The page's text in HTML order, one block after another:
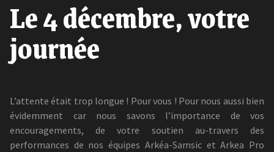
Le 4 décembre, votre
journée
L’attente était trop longue ! Pour vous ! Pour nous aussi bien
évidemment car nous savons l’importance de vos
encouragements, de votre soutien au-travers des
performances de nos équipes Arkéa-Samsic et Arkea Pro